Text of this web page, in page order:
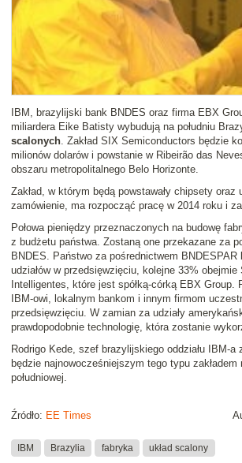
IBM, brazylijski bank BNDES oraz firma EBX
miliardera Eike Batisty wybudują na południu
scalonych. Zakład SIX Semiconductors będzie
milionów dolarów i powstanie w Ribeirão das
obszaru metropolitalnego Belo Horizonte.
Zakład, w którym będą powstawały chipsety oraz
zamówienie, ma rozpocząć pracę w 2014 roku i
Połowa pieniędzy przeznaczonych na budowę
z budżetu państwa. Zostaną one przekazane za
BNDES. Państwo za pośrednictwem BNDESPAR
udziałów w przedsięwzięciu, kolejne 33% obejmie
Intelligentes, które jest spółką-córką EBX Group.
IBM-owi, lokalnym bankom i innym firmom
przedsięwzięciu. W zamian za udziały
prawdopodobnie technologię, która zostanie
Rodrigo Kede, szef brazylijskiego oddziału IBM-a
będzie najnowocześniejszym tego typu zakładem
południowej.
Źródło: EE Times
IBM Brazylia fabryka układ scalony